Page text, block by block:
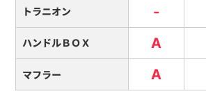
トラニオン -
ハンドルＢＯＸ A
マフラー A